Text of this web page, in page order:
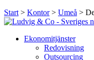
Start > Kontor> Umeå >
Ekonomitjänster
Redovisning
Outsourcing